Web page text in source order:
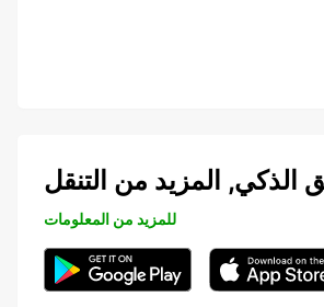
الذكي, المزيد من التنقل
للمزيد من المعلومات